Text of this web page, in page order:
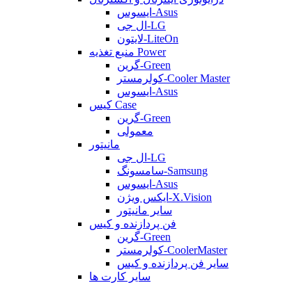
ایسوس-Asus
ال جی-LG
لایتون-LiteOn
منبع تغذیه Power
گرین-Green
کولرمستر-Cooler Master
ایسوس-Asus
کیس Case
گرین-Green
معمولی
مانیتور
ال جی-LG
سامسونگ-Samsung
ایسوس-Asus
ایکس ویژن-X.Vision
سایر مانیتور
فن پردازنده و کیس
گرین-Green
کولرمستر-CoolerMaster
سایر فن پردازنده و کیس
سایر کارت ها